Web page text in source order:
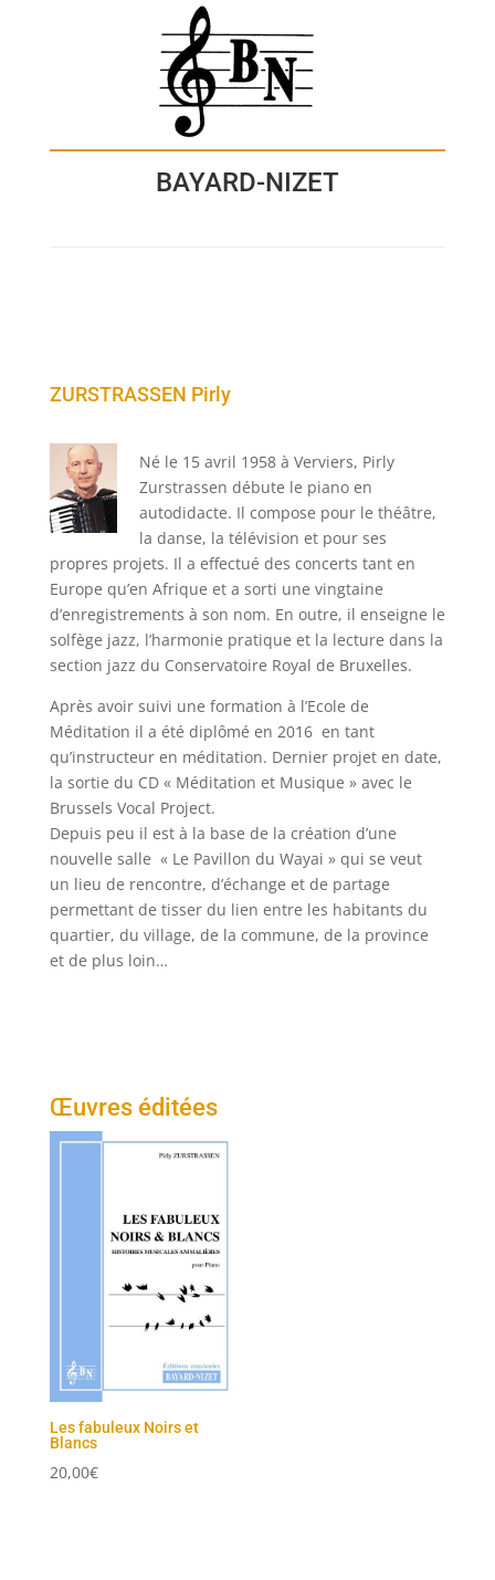
BAYARD-NIZET
ZURSTRASSEN Pirly
Né le 15 avril 1958 à Verviers, Pirly
Zurstrassen débute le piano en
autodidacte. Il compose pour le théâtre,
la danse, la télévision et pour ses
propres projets. Il a effectué des concerts tant en
Europe qu’en Afrique et a sorti une vingtaine
d’enregistrements à son nom. En outre, il enseigne le
solfège jazz, l’harmonie pratique et la lecture dans la
section jazz du Conservatoire Royal de Bruxelles.
Après avoir suivi une formation à l’Ecole de
Méditation il a été diplômé en 2016 en tant
qu’instructeur en méditation. Dernier projet en date,
la sortie du CD « Méditation et Musique » avec le
Brussels Vocal Project.
Depuis peu il est à la base de la création d’une
nouvelle salle « Le Pavillon du Wayai » qui se veut
un lieu de rencontre, d’échange et de partage
permettant de tisser du lien entre les habitants du
quartier, du village, de la commune, de la province
et de plus loin…
Œuvres éditées
Les fabuleux Noirs et
Blancs
20,00€